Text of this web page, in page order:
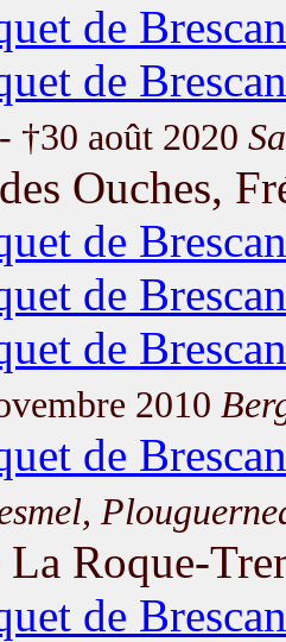
de
de
- †30 août 2020
Ouches,
de
de
de
2010
de
La Roque-
de